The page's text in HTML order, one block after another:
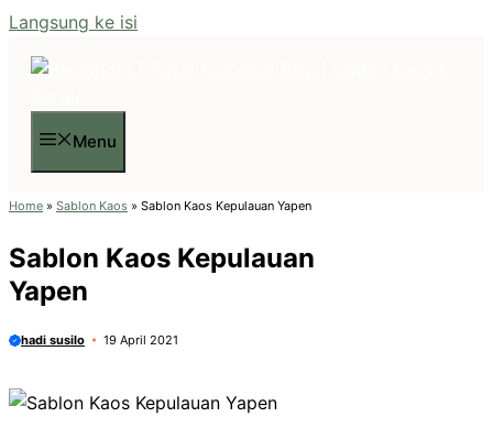
Langsung ke isi
Menu
Home » Sablon Kaos » Sablon Kaos Kepulauan Yapen
Sablon Kaos Kepulauan
Yapen
hadi susilo 19 April 2021